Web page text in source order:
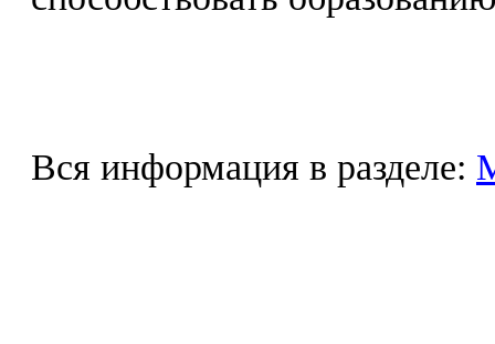
Вся информация в разделе: